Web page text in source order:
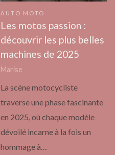
AUTO MOTO
Les motos passion :
découvrir les plus belles
machines de 2025
Marise
La scène motocycliste
traverse une phase fascinante
en 2025, où chaque modèle
dévoilé incarne à la fois un
hommage à…